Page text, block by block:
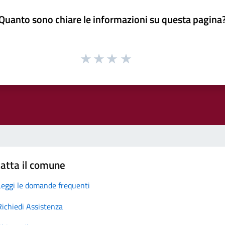
sono chiare le informazioni su questa
il comune
le domande frequenti
Assistenza